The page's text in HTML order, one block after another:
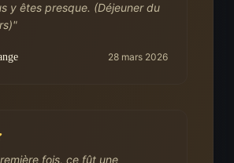
y êtes presque. (Déjeuner du
"
28 mars 2026
fois, ce fût une